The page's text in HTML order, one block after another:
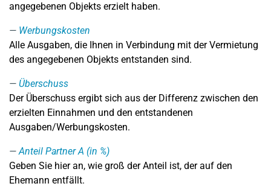
angegebenen Objekts erzielt haben.
Werbungskosten
Alle Ausgaben, die Ihnen in Verbindung mit der Vermietung
des angegebenen Objekts entstanden sind.
Überschuss
Der Überschuss ergibt sich aus der Differenz zwischen den
erzielten Einnahmen und den entstandenen
Ausgaben/Werbungskosten.
Anteil Partner A (in %)
Geben Sie hier an, wie groß der Anteil ist, der auf den
Ehemann entfällt.